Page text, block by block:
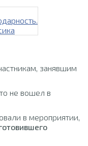
занявшим
не вошел в
в мероприятии,